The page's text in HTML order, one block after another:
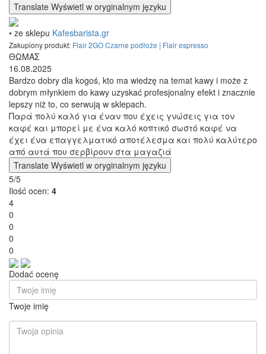
Translate Wyświetl w oryginalnym języku
• ze sklepu Kafesbarista.gr
Zakupiony produkt: Flair 2GO Czarne podłoże | Flair espresso
ΘΩΜΑΣ
16.08.2025
Bardzo dobry dla kogoś, kto ma wiedzę na temat kawy i może z
dobrym młynkiem do kawy uzyskać profesjonalny efekt i znacznie
lepszy niż to, co serwują w sklepach.
Παρά πολύ καλό για έναν που έχεις γνώσεις για τον
καφέ και μπορεί με ένα καλό κοπτικό σωστό καφέ να
έχει ένα επαγγελματικό αποτέλεσμα και πολύ καλύτερο
από αυτά που σερβίρουν στα μαγαζιά
Translate Wyświetl w oryginalnym języku
5/5
Ilość ocen: 4
4
0
0
0
0
Dodać ocenę
Twoje imię